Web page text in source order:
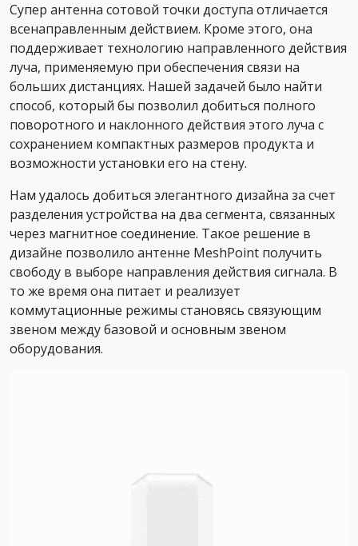
Супер антенна сотовой точки доступа отличается
всенаправленным действием. Кроме этого, она
поддерживает технологию направленного действия
луча, применяемую при обеспечения связи на
больших дистанциях. Нашей задачей было найти
способ, который бы позволил добиться полного
поворотного и наклонного действия этого луча с
сохранением компактных размеров продукта и
возможности установки его на стену.
Нам удалось добиться элегантного дизайна за счет
разделения устройства на два сегмента, связанных
через магнитное соединение. Такое решение в
дизайне позволило антенне MeshPoint получить
свободу в выборе направления действия сигнала. В
то же время она питает и реализует
коммутационные режимы становясь связующим
звеном между базовой и основным звеном
оборудования.